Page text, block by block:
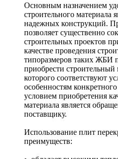
Основным назначением
строительного материала
надежных конструкций.
позволяет существенно
строительных проектов
качестве проведения
типоразмеров таких ЖБИ
приобрести строительный
которого соответствуют
особенностям
условием приобретения
материала является
поставщику.
Использование плит
преимуществ: